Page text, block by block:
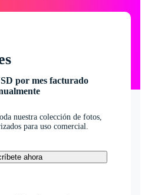
por mes facturado
nuestra colección de fotos,
para uso comercial.
ahora